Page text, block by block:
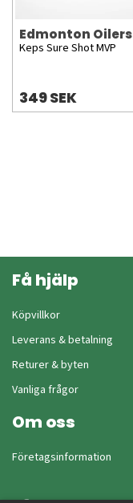
Edmonton Oilers
Keps Sure Shot MVP
349 SEK
Få hjälp
Köpvillkor
Leverans & betalning
Returer & byten
Vanliga frågor
Om oss
Företagsinformation